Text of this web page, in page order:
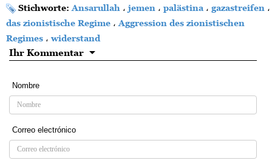
Stichworte: Ansarullah ، jemen ، palästina ، gazastreifen ،
das zionistische Regime ، Aggression des zionistischen
Regimes ، widerstand
Ihr Kommentar
Nombre
Correo electrónico